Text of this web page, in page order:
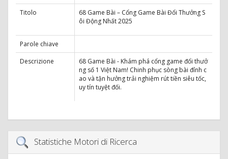
Titolo
68 Game Bài – Cổng Game Bài Đổi Thưởng S
ôi Động Nhất 2025
Parole chiave
Descrizione
68 Game Bài - Khám phá cổng game đổi thưở
ng số 1 Việt Nam! Chinh phục sòng bài đỉnh c
ao và tận hưởng trải nghiệm rút tiền siêu tốc,
uy tín tuyệt đối.
Statistiche Motori di Ricerca